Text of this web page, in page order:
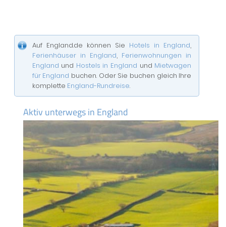
Auf England.de können Sie Hotels in England,
Ferienhäuser in England, Ferienwohnungen in
England und Hostels in England und Mietwagen
für England buchen. Oder Sie buchen gleich Ihre
komplette England-Rundreise.
Aktiv unterwegs in England